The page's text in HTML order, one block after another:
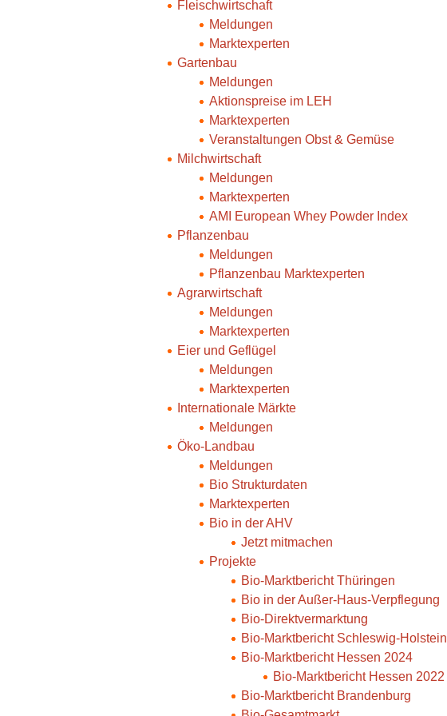
Fleischwirtschaft
Meldungen
Marktexperten
Gartenbau
Meldungen
Aktionspreise im LEH
Marktexperten
Veranstaltungen Obst & Gemüse
Milchwirtschaft
Meldungen
Marktexperten
AMI European Whey Powder Index
Pflanzenbau
Meldungen
Pflanzenbau Marktexperten
Agrarwirtschaft
Meldungen
Marktexperten
Eier und Geflügel
Meldungen
Marktexperten
Internationale Märkte
Meldungen
Öko-Landbau
Meldungen
Bio Strukturdaten
Marktexperten
Bio in der AHV
Jetzt mitmachen
Projekte
Bio-Marktbericht Thüringen
Bio in der Außer-Haus-Verpflegung
Bio-Direktvermarktung
Bio-Marktbericht Schleswig-Holstein
Bio-Marktbericht Hessen 2024
Bio-Marktbericht Hessen 2022
Bio-Marktbericht Brandenburg